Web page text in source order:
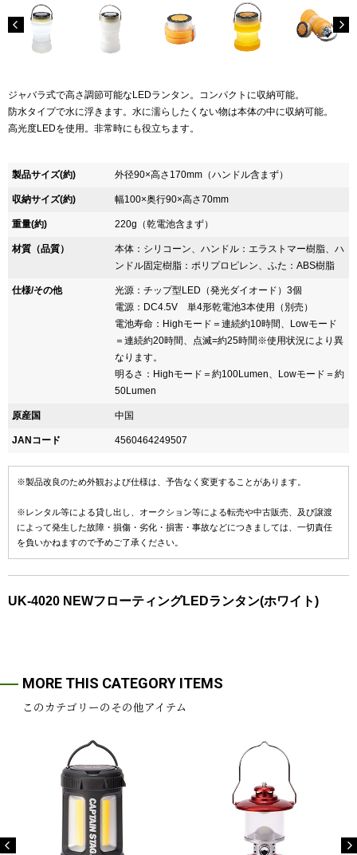
ジャバラ式で高さ調節可能なLEDランタン。コンパクトに収納可能。
防水タイプで水に浮きます。水に濡らしたくない物は本体の中に収納可能。
高光度LEDを使用。非常時にも役立ちます。
製品サイズ(約) 外径90×高さ170mm（ハンドル含まず）
収納サイズ(約) 幅100×奥行90×高さ70mm
重量(約) 220g（乾電池含まず）
材質（品質）
本体：シリコーン、ハンドル：エラストマー樹脂、ハ
ンドル固定樹脂：ポリプロピレン、ふた：ABS樹脂
仕様/その他
光源：チップ型LED（発光ダイオード）3個
電源：DC4.5V 単4形乾電池3本使用（別売）
電池寿命：Highモード＝連続約10時間、Lowモード
＝連続約20時間、点滅=約25時間※使用状況により異
なります。
明るさ：Highモード＝約100Lumen、Lowモード＝約
50Lumen
原産国 中国
JANコード 4560464249507
※製品改良のため外観および仕様は、予告なく変更することがあります。
※レンタル等による貸し出し、オークション等による転売や中古販売、及び譲渡
によって発生した故障・損傷・劣化・損害・事故などにつきましては、一切責任
を負いかねますので予めご了承ください。
UK-4020 NEWフローティングLEDランタン(ホワイト)
MORE THIS CATEGORY ITEMS
このカテゴリーのその他アイテム